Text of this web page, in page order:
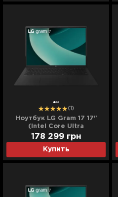
(1)
Ноутбук LG Gram 17 17"
(Intel Core Ultra
9/32GB/8TB (SSD)/Intel
Arc) (17Z90TL-H.AUB9U3)
(Standard)
Купить
178 299 грн